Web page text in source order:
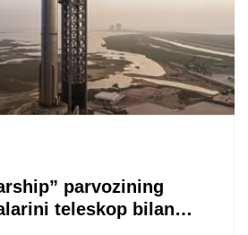
parvozining
teleskop bilan